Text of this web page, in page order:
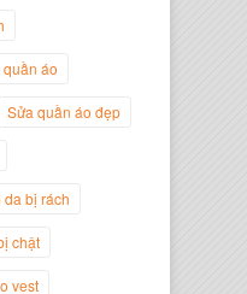
Đức
quần áo
Sửa quần áo đẹp
da bị rách
chật
vest